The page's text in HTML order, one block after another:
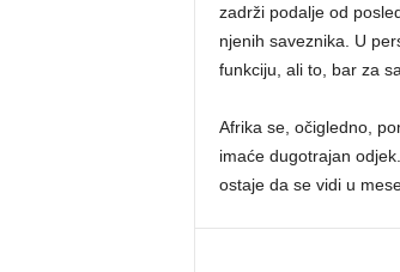
zadrži podalje od
njenih saveznika. U
funkciju, ali to, bar za
Afrika se, očigledno,
imaće dugotrajan
ostaje da se vidi u